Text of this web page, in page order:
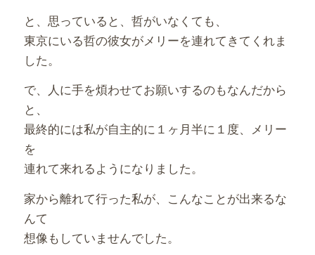
と、思っていると、哲がいなくても、
東京にいる哲の彼女がメリーを連れてきてくれま
した。
で、人に手を煩わせてお願いするのもなんだから
と、
最終的には私が自主的に１ヶ月半に１度、メリー
を
連れて来れるようになりました。
家から離れて行った私が、こんなことが出来るな
んて
想像もしていませんでした。